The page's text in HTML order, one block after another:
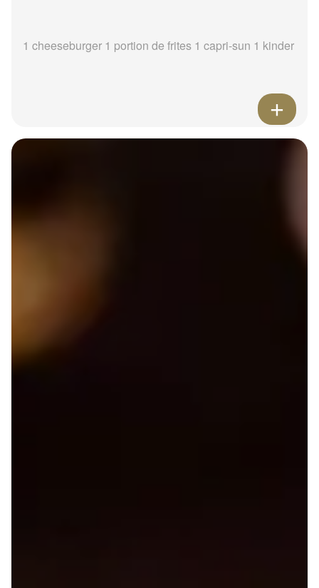
1 cheeseburger 1 portion de frites 1 capri-sun 1 kinder